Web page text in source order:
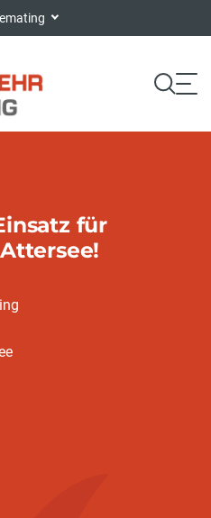
für